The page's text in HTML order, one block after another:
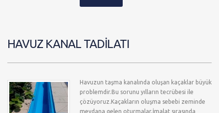
HAVUZ KANAL TADİLATI
Havuzun taşma kanalında oluşan kaçaklar büyük
problemdir.Bu sorunu yılların tecrübesi ile
çözüyoruz.Kaçakların oluşma sebebi zeminde
meydana gelen oturmalar,İmalat sırasında